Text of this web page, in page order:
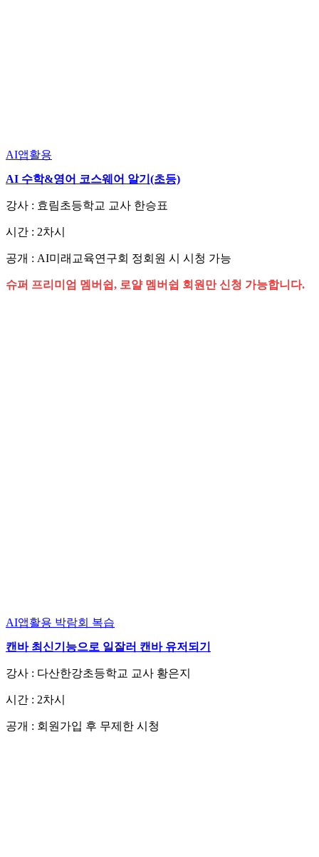
AI앱활용
AI 수학&영어 코스웨어 알기(초등)
강사 : 효림초등학교 교사 한승표
시간 : 2차시
공개 : AI미래교육연구회 정회원 시 시청 가능
슈퍼 프리미엄 멤버쉽, 로얄 멤버쉽 회원만 신청 가능합니다.
AI앱활용 박람회 복습
캔바 최신기능으로 일잘러 캔바 유저되기
강사 : 다산한강초등학교 교사 황은지
시간 : 2차시
공개 : 회원가입 후 무제한 시청